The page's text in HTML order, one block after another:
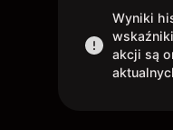
Wyniki
akcji są